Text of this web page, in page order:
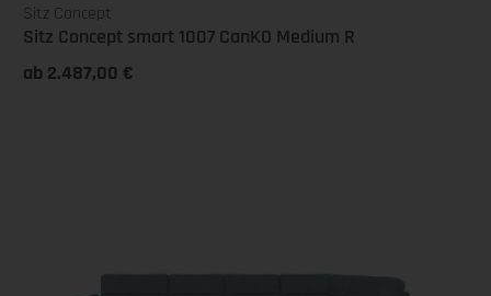
Sitz Concept
Sitz Concept smart 1007 CanKO Medium R
ab 2.487,00 €